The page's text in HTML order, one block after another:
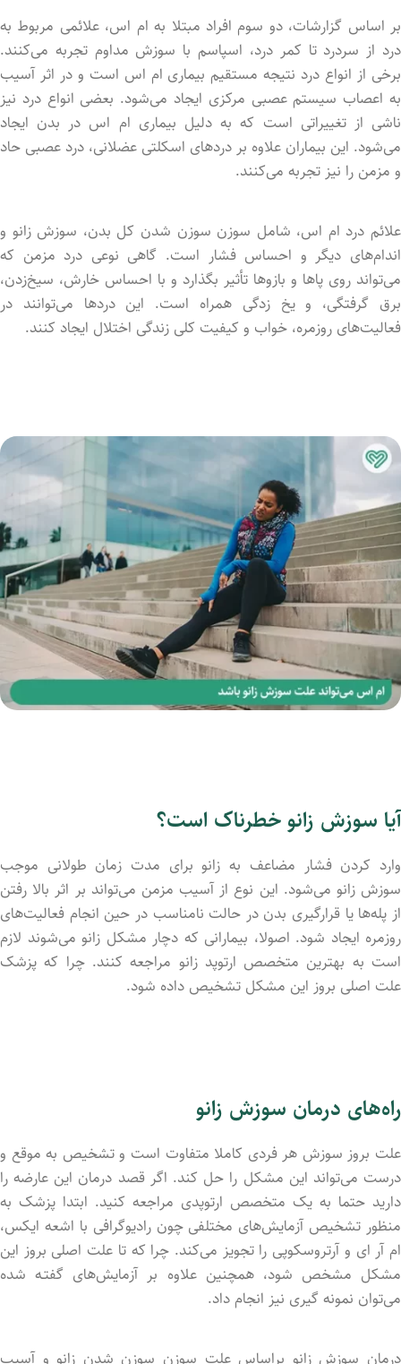
بر اساس گزارشات، دو سوم افراد مبتلا به ام اس، علائمی مربوط به
درد از سردرد تا کمر درد، اسپاسم با سوزش مداوم تجربه می‌کنند.
برخی از انواع درد نتیجه مستقیم بیماری ام اس است و در اثر آسیب
به اعصاب سیستم عصبی مرکزی ایجاد می‌شود. بعضی انواع درد نیز
ناشی از تغییراتی است که به دلیل بیماری ام اس در بدن ایجاد
می‌شود. این بیماران علاوه بر دردهای اسکلتی عضلانی، درد عصبی حاد
و مزمن را نیز تجربه می‌کنند.
علائم درد ام اس، شامل سوزن سوزن شدن کل بدن، سوزش زانو و
اندام‌های دیگر و احساس فشار است. گاهی نوعی درد مزمن که
می‌تواند روی پاها و بازوها تأثیر بگذارد و با احساس خارش، سیخ‌زد‌ن،
برق گرفتگی، و یخ زدگی همراه است. این دردها می‌توانند در
فعالیت‌های روزمره، خواب و کیفیت کلی زندگی اختلال ایجاد کنند.
آیا سوزش زانو خطرناک است؟
وارد کردن فشار مضاعف به زانو برای مدت زمان طولانی موجب
سوزش زانو می‌شود. این نوع از آسیب مزمن می‌تواند بر اثر بالا رفتن
از پله‌ها یا قرارگیری بدن در حالت نامناسب در حین انجام فعالیت‌های
روزمره ایجاد شود. اصولا، بیمارانی که دچار مشکل زانو می‌شوند لازم
است به بهترین متخصص ارتوپد زانو مراجعه کنند. چرا که پزشک
علت اصلی بروز این مشکل تشخیص داد‌ه شود.
راه‌های درمان سوزش زانو
علت بروز سوزش هر فردی کاملا متفاوت است و تشخیص به موقع و
درست می‌تواند این مشکل را حل کند. اگر قصد درمان این عارضه را
دارید حتما به یک متخصص ارتوپدی مراجعه کنید. ابتدا پزشک به
منظور تشخیص آزمایش‌های مختلفی چون رادیوگرافی با اشعه ایکس،
ام آر ای و آرتروسکوپی را تجویز می‌کند. چرا که تا علت اصلی بروز این
مشکل مشخص شود، همچنین علاوه بر آزمایش‌های گفتـه شد‌ه
می‌توان نمونه گیری نیز انجام داد.
درمان سوزش زانو براساس علت سوزن سوزن شدن زانو و آسیب